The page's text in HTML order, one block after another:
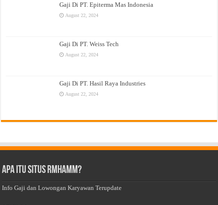
Gaji Di PT. Epiterma Mas Indonesia
August 22, 2024
Gaji Di PT. Weiss Tech
August 22, 2024
Gaji Di PT. Hasil Raya Industries
August 22, 2024
Apa Itu Situs Rmhamm?
Info Gaji dan Lowongan Karyawan Terupdate